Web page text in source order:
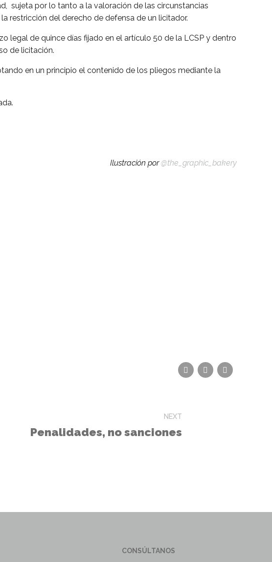
sujeta por lo tanto a la valoración de las circunstancias
restricción del derecho de defensa de un licitador.
legal de quince días fijado en el artículo 50 de la LCSP y dentro
de licitación.
en un principio el contenido de los pliegos mediante la
Ilustración por@the_graphic_bakery
NEXT
Penalidades, no sanciones
CONSÚLTANOS